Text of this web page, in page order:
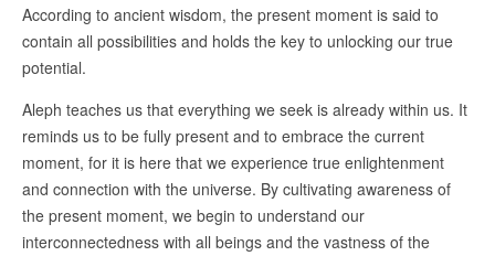
According to ancient wisdom, the present moment is said to
contain all possibilities and holds the key to unlocking our true
potential.
Aleph teaches us that everything we seek is already within us. It
reminds us to be fully present and to embrace the current
moment, for it is here that we experience true enlightenment
and connection with the universe. By cultivating awareness of
the present moment, we begin to understand our
interconnectedness with all beings and the vastness of the